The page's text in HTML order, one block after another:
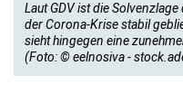
Laut GDV ist die
der Corona-Krise stabil
sieht hingegen eine
(Foto: © eelnosiva -